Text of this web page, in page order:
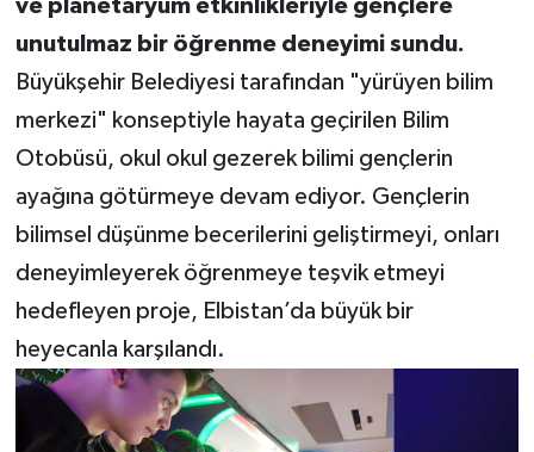
ve planetaryum etkinlikleriyle gençlere
unutulmaz bir öğrenme deneyimi sundu.
Büyükşehir Belediyesi tarafından "yürüyen bilim
merkezi" konseptiyle hayata geçirilen Bilim
Otobüsü, okul okul gezerek bilimi gençlerin
ayağına götürmeye devam ediyor. Gençlerin
bilimsel düşünme becerilerini geliştirmeyi, onları
deneyimleyerek öğrenmeye teşvik etmeyi
hedefleyen proje, Elbistan’da büyük bir
heyecanla karşılandı.